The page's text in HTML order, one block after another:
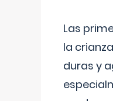
Las
la
duras y